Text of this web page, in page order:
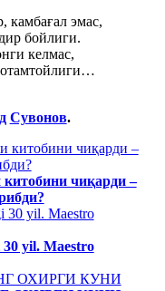
камбағал эмас,
бойлиги.
келмас,
Сувонов.
китобини чиқарди –
30 yil. Maestro